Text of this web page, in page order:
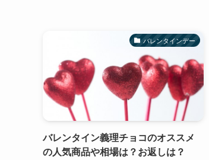
バレンタインデー
バレンタイン義理チョコのオススメ
の人気商品や相場は？お返しは？